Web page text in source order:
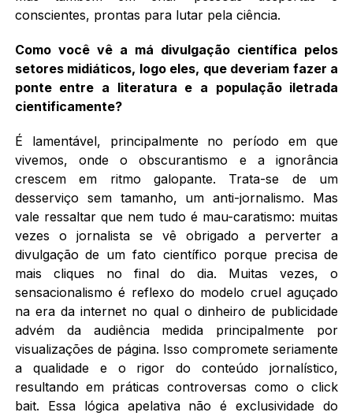
conscientes, prontas para lutar pela ciência.
Como você vê a má divulgação científica pelos
setores midiáticos, logo eles, que deveriam fazer a
ponte entre a literatura e a população iletrada
cientificamente?
É lamentável, principalmente no período em que
vivemos, onde o obscurantismo e a ignorância
crescem em ritmo galopante. Trata-se de um
desserviço sem tamanho, um anti-jornalismo. Mas
vale ressaltar que nem tudo é mau-caratismo: muitas
vezes o jornalista se vê obrigado a perverter a
divulgação de um fato científico porque precisa de
mais cliques no final do dia. Muitas vezes, o
sensacionalismo é reflexo do modelo cruel aguçado
na era da internet no qual o dinheiro de publicidade
advém da audiência medida principalmente por
visualizações de página. Isso compromete seriamente
a qualidade e o rigor do conteúdo jornalístico,
resultando em práticas controversas como o click
bait. Essa lógica apelativa não é exclusividade do